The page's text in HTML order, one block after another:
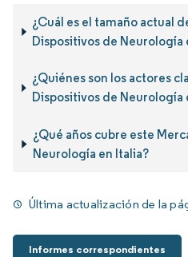
¿Cuál es el tamaño actual
Dispositivos de Neurología
¿Quiénes son los actores
Dispositivos de Neurología
¿Qué años cubre este
Neurología en Italia?
Última actualización de la
Informes correspondientes